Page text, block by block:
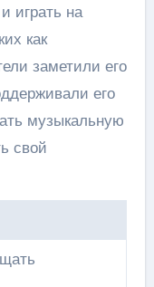
играть на
как
заметили его
его
музыкальную
свой